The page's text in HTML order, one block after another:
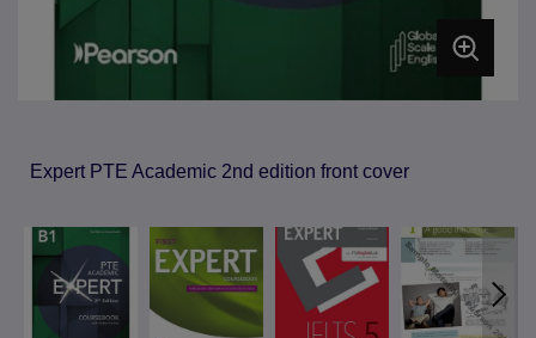
Expert PTE Academic 2nd edition front cover